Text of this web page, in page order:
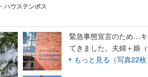
ハウステンボス
緊急事態宣言のため…
てきました。夫婦＋娘
もっと見る（写真22枚